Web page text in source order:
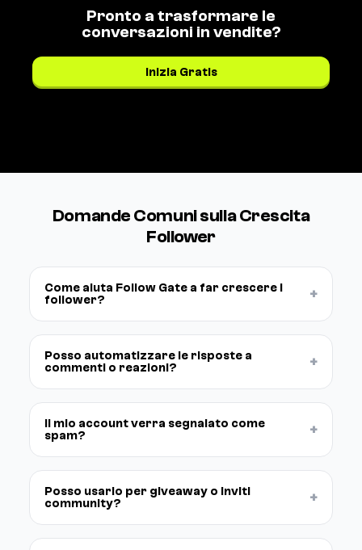
Pronto a trasformare le
conversazioni in vendite?
Inizia Gratis
Domande Comuni sulla Crescita
Follower
Come aiuta Follow Gate a far crescere i
follower?
+
Posso automatizzare le risposte a
commenti o reazioni?
+
Il mio account verra segnalato come
spam?
+
Posso usarlo per giveaway o inviti
community?
+